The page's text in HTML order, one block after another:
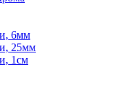
6мм
25мм
1см